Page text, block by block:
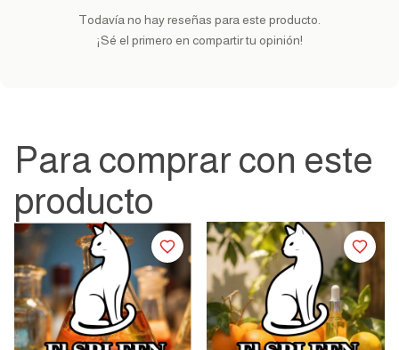
Todavía no hay reseñas para este producto.
¡Sé el primero en compartir tu opinión!
Para comprar con este
producto